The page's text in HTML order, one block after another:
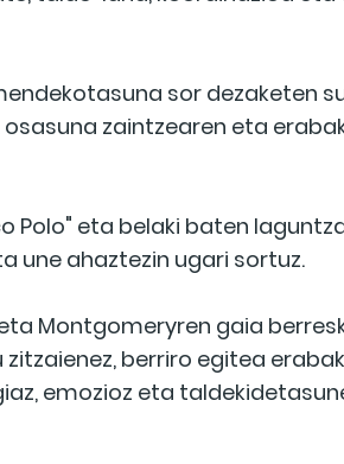
sor dezaketen
zaintzearen eta
Polo" eta belaki baten
une ahaztezin ugari sortuz.
Montgomeryren gaia
berriro egitea
emozioz eta